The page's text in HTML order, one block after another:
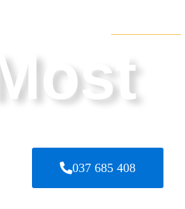
037 685 408